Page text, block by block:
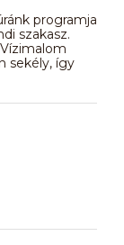
programja
szakasz.
sekély, így